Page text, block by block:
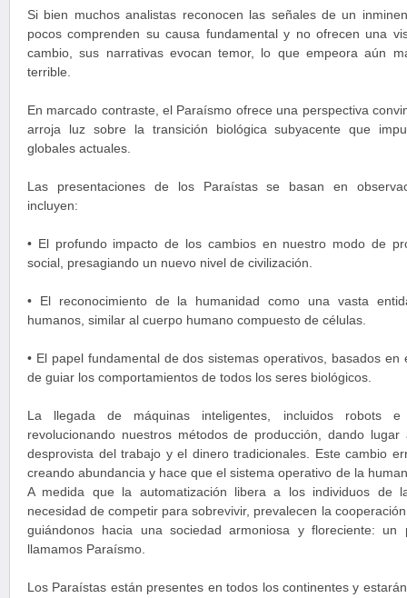
Si bien muchos analistas reconocen las señales de un
pocos comprenden su causa fundamental y no ofrecen una
cambio, sus narrativas evocan temor, lo que empeora aún
terrible.
En marcado contraste, el Paraísmo ofrece una perspectiva
arroja luz sobre la transición biológica subyacente que
globales actuales.
Las presentaciones de los Paraístas se basan en
incluyen:
• El profundo impacto de los cambios en nuestro modo de
social, presagiando un nuevo nivel de civilización.
• El reconocimiento de la humanidad como una vasta
humanos, similar al cuerpo humano compuesto de células.
• El papel fundamental de dos sistemas operativos, basados
de guiar los comportamientos de todos los seres biológicos.
La llegada de máquinas inteligentes, incluidos robots e
revolucionando nuestros métodos de producción, dando
desprovista del trabajo y el dinero tradicionales. Este cambio
creando abundancia y hace que el sistema operativo de la
A medida que la automatización libera a los individuos de
necesidad de competir para sobrevivir, prevalecen la
guiándonos hacia una sociedad armoniosa y floreciente:
llamamos Paraísmo.
Los Paraístas están presentes en todos los continentes y